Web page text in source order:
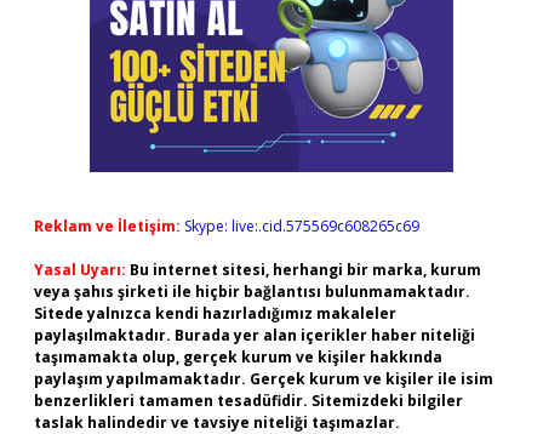
Reklam ve İletişim: Skype: live:.cid.575569c608265c69
Yasal Uyarı: Bu internet sitesi, herhangi bir marka, kurum
veya şahıs şirketi ile hiçbir bağlantısı bulunmamaktadır.
Sitede yalnızca kendi hazırladığımız makaleler
paylaşılmaktadır. Burada yer alan içerikler haber niteliği
taşımamakta olup, gerçek kurum ve kişiler hakkında
paylaşım yapılmamaktadır. Gerçek kurum ve kişiler ile isim
benzerlikleri tamamen tesadüfidir. Sitemizdeki bilgiler
taslak halindedir ve tavsiye niteliği taşımazlar.